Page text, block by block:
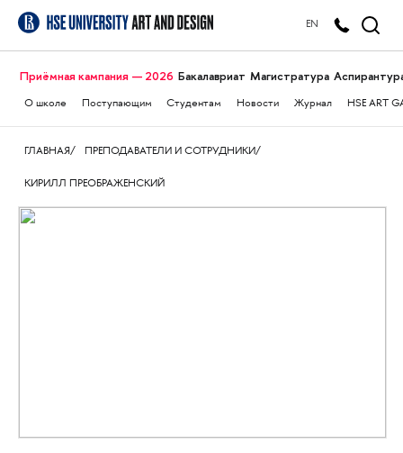
EN
Приёмная кампания — 2026 Бакалавриат Магистратура
О школе Поступающим Студентам Новости Журнал HSE ART
ГЛАВНАЯ ПРЕПОДАВАТЕЛИ И СОТРУДНИКИ
КИРИЛЛ ПРЕОБРАЖЕНСКИЙ